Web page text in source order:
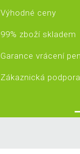
Výhodné ceny
99% zboží skladem
Garance vrácení
Zákaznická podpora